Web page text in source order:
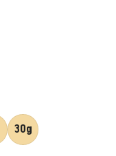
30g